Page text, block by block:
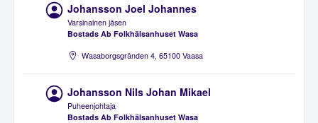
Johansson Joel Johannes
Varsinainen jäsen
Bostads Ab Folkhälsanhuset Wasa
Wasaborgsgränden 4, 65100 Vaasa
Johansson Nils Johan Mikael
Puheenjohtaja
Bostads Ab Folkhälsanhuset Wasa